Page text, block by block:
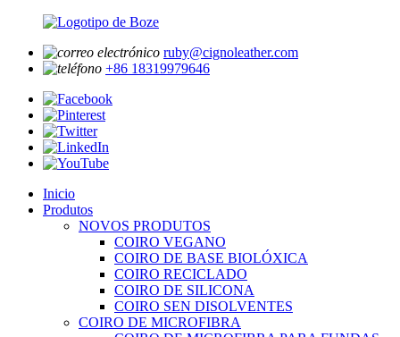
ruby@cignoleather.com
+86 18319979646
Inicio
Produtos
NOVOS PRODUTOS
COIRO VEGANO
COIRO DE BASE BIOLÓXICA
COIRO RECICLADO
COIRO DE SILICONA
COIRO SEN DISOLVENTES
COIRO DE MICROFIBRA